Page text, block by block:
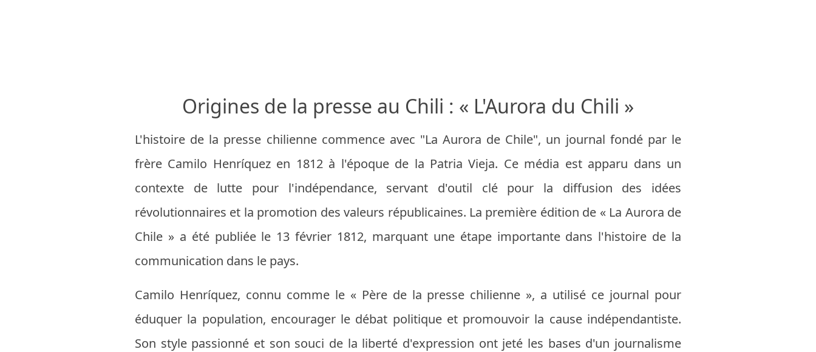
Origines de la presse au Chili : « L'Aurora du Chili »
L'histoire de la presse chilienne commence avec "La Aurora de Chile", un journal fondé par le
frère Camilo Henríquez en 1812 à l'époque de la Patria Vieja. Ce média est apparu dans un
contexte de lutte pour l'indépendance, servant d'outil clé pour la diffusion des idées
révolutionnaires et la promotion des valeurs républicaines. La première édition de « La Aurora de
Chile » a été publiée le 13 février 1812, marquant une étape importante dans l'histoire de la
communication dans le pays.
Camilo Henríquez, connu comme le « Père de la presse chilienne », a utilisé ce journal pour
éduquer la population, encourager le débat politique et promouvoir la cause indépendantiste.
Son style passionné et son souci de la liberté d'expression ont jeté les bases d'un journalisme